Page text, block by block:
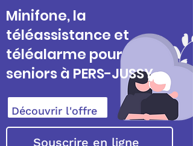
Minifone, la
téléassistance et
téléalarme pour
seniors à PERS-JUSSY
Découvrir l'offre
Souscrire en ligne